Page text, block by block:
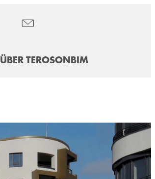
ÜBER TEROSONBIM